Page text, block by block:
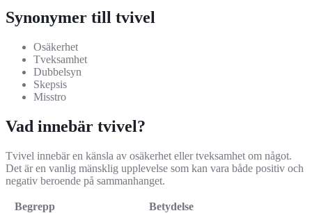
Synonymer till tvivel
Osäkerhet
Tveksamhet
Dubbelsyn
Skepsis
Misstro
Vad innebär tvivel?
Tvivel innebär en känsla av osäkerhet eller tveksamhet om något.
Det är en vanlig mänsklig upplevelse som kan vara både positiv och
negativ beroende på sammanhanget.
Begrepp
Betydelse